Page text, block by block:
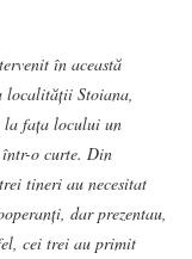
în această
localității Stoiana,
la fața locului un
o curte. Din
tineri au necesitat
dar prezentau,
cei trei au primit